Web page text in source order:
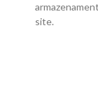
site.